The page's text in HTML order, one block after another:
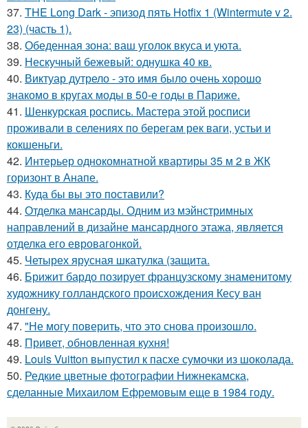
37. THE Long Dark - эпизод пять Hotfix 1 (Wintermute v 2.
23) (часть 1).
38. Обеденная зона: ваш уголок вкуса и уюта.
39. Нескучный бежевый: однушка 40 кв.
40. Виктуар дутрело - это имя было очень хорошо
знакомо в кругах моды в 50-е годы в Париже.
41. Шенкурская роспись. Мастера этой росписи
проживали в селениях по берегам рек ваги, устьи и
кокшеньги.
42. Интерьер однокомнатной квартиры 35 м 2 в ЖК
горизонт в Анапе.
43. Куда бы вы это поставили?
44. Отделка мансарды. Одним из мэйнстримных
направлений в дизайне мансардного этажа, является
отделка его евровагонкой.
45. Четырех ярусная шкатулка (защита.
46. Брижит бардо позирует французскому знаменитому
художнику голландского происхождения Кесу ван
донгену.
47. "Не могу поверить, что это снова произошло.
48. Привет, обновленная кухня!
49. Louis Vuitton выпустил к пасхе сумочки из шоколада.
50. Редкие цветные фотографии Нижнекамска,
сделанные Михаилом Ефремовым еще в 1984 году.